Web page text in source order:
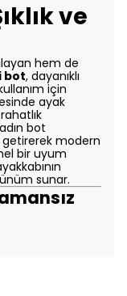
ve
hem de
bot, dayanıklı
için
ayak
bot
getirerek modern
bir uyum
sunar.